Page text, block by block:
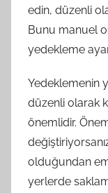
edin, düzenli
Bunu manuel
yedekleme
Yedeklemenin
düzenli olarak
önemlidir.
olduğundan
yerlerde